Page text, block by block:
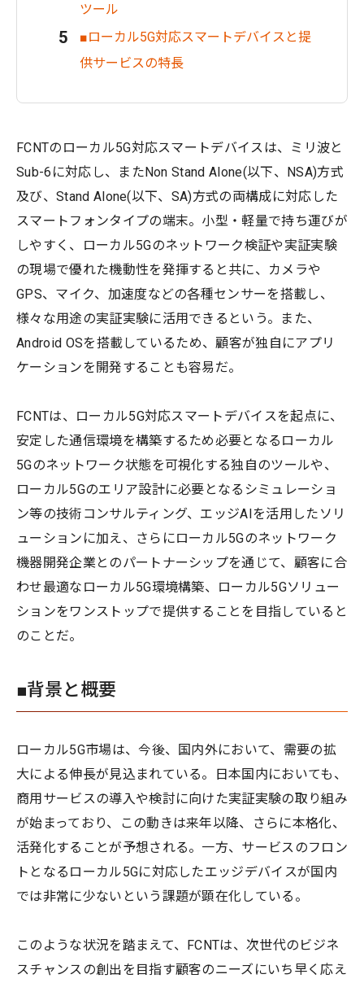
ツール
■ローカル5G対応スマートデバイスと提
供サービスの特長
FCNTのローカル5G対応スマートデバイスは、ミリ波と
Sub-6に対応し、またNon Stand Alone(以下、NSA)方式
及び、Stand Alone(以下、SA)方式の両構成に対応した
スマートフォンタイプの端末。小型・軽量で持ち運びが
しやすく、ローカル5Gのネットワーク検証や実証実験
の現場で優れた機動性を発揮すると共に、カメラや
GPS、マイク、加速度などの各種センサーを搭載し、
様々な用途の実証実験に活用できるという。また、
Android OSを搭載しているため、顧客が独自にアプリ
ケーションを開発することも容易だ。
FCNTは、ローカル5G対応スマートデバイスを起点に、
安定した通信環境を構築するため必要となるローカル
5Gのネットワーク状態を可視化する独自のツールや、
ローカル5Gのエリア設計に必要となるシミュレーショ
ン等の技術コンサルティング、エッジAIを活用したソリ
ューションに加え、さらにローカル5Gのネットワーク
機器開発企業とのパートナーシップを通じて、顧客に合
わせ最適なローカル5G環境構築、ローカル5Gソリュー
ションをワンストップで提供することを目指していると
のことだ。
■背景と概要
ローカル5G市場は、今後、国内外において、需要の拡
大による伸長が見込まれている。日本国内においても、
商用サービスの導入や検討に向けた実証実験の取り組み
が始まっており、この動きは来年以降、さらに本格化、
活発化することが予想される。一方、サービスのフロン
トとなるローカル5Gに対応したエッジデバイスが国内
では非常に少ないという課題が顕在化している。
このような状況を踏まえて、FCNTは、次世代のビジネ
スチャンスの創出を目指す顧客のニーズにいち早く応え